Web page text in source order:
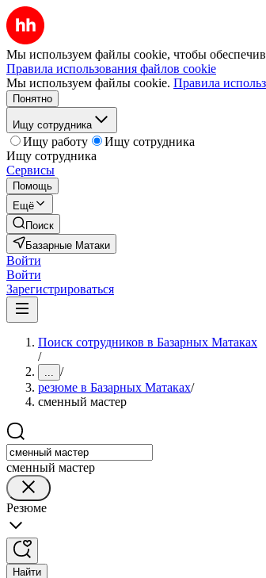
Мы используем файлы cookie, чтобы
Правила использования файлов cookie
Мы используем файлы cookie. Правила
Понятно
Ищу сотрудника
Ищу работу
Ищу сотрудника
Ищу сотрудника
Сервисы
Помощь
Ещё
Поиск
Базарные Матаки
Войти
Войти
Зарегистрироваться
Поиск сотрудников в Базарных Матаках
/
... /
резюме в Базарных Матаках/
сменный мастер
сменный мастер
Резюме
Найти